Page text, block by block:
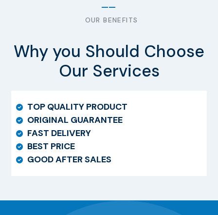
OUR BENEFITS
Why you Should Choose
Our Services
TOP QUALITY PRODUCT
ORIGINAL GUARANTEE
FAST DELIVERY
BEST PRICE
GOOD AFTER SALES